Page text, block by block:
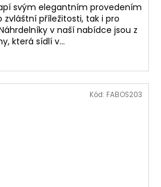
svým elegantním provedením
zvláštní příležitosti, tak i pro
v naší nabídce jsou z
která sídlí v...
Kód: FABOS203